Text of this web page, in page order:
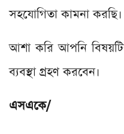
সহযোগিতা কামনা করছি।
আশা করি আপনি
ব্যবস্থা গ্রহণ করবেন।
এসএকে/